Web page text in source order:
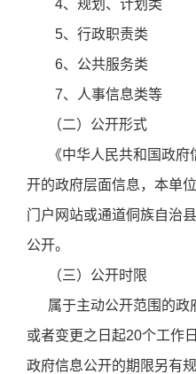
4、规划、计划类
5、行政职责类
6、公共服务类
7、人事信息类等
（二）公开形式
《中华人民共和国政府
开的政府层面信息，本单
门户网站或通道侗族自治
公开。
（三）公开时限
属于主动公开范围的政
或者变更之日起20个工作
政府信息公开的期限另有